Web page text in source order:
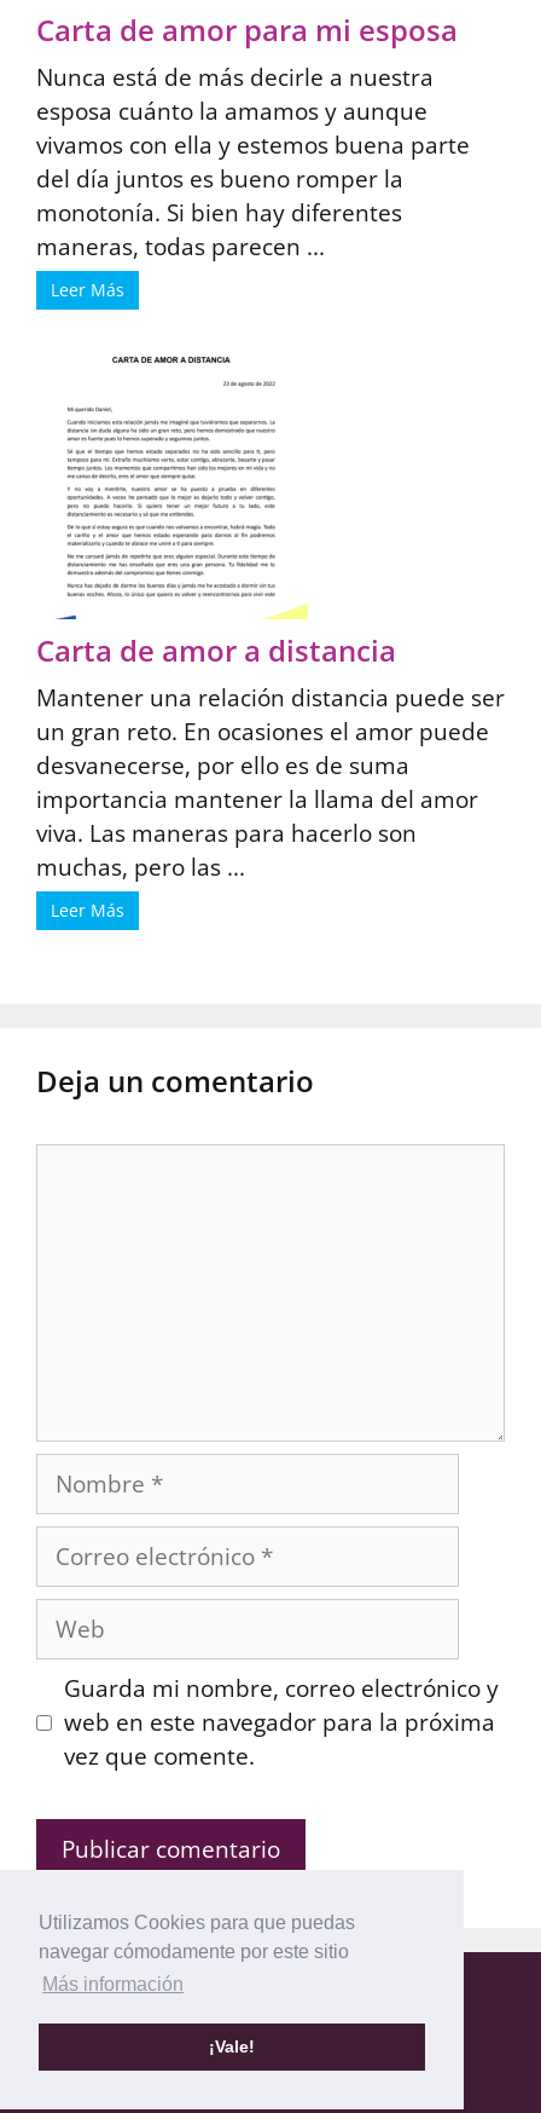
Utilizamos Cookies para que puedas
navegar cómodamente por este sitio
Más información
¡Vale!
Carta de amor para mi esposa
Nunca está de más decirle a nuestra
esposa cuánto la amamos y aunque
vivamos con ella y estemos buena parte
del día juntos es bueno romper la
monotonía. Si bien hay diferentes
maneras, todas parecen ...
Leer Más
Carta de amor a distancia
Mantener una relación distancia puede ser
un gran reto. En ocasiones el amor puede
desvanecerse, por ello es de suma
importancia mantener la llama del amor
viva. Las maneras para hacerlo son
muchas, pero las ...
Leer Más
Deja un comentario
Nombre
Correo
electrónico
Web
Guarda mi nombre, correo electrónico y
web en este navegador para la próxima
vez que comente.
Mapa del Sitio
Política de Cookies